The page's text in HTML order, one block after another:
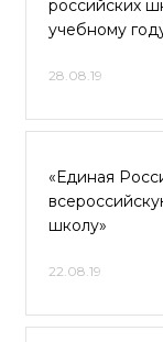
российских
учебному
28.08.19
«Единая
школу»
22.08.19